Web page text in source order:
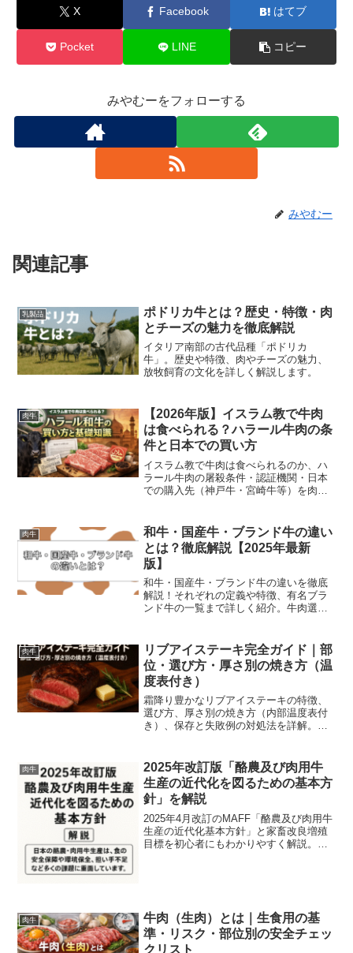
X Facebook はてブ
Pocket LINE コピー
みやむーをフォローする
みやむー
関連記事
乳製品
ポドリカ牛とは？歴史・特徴・肉
とチーズの魅力を徹底解説
イタリア南部の古代品種「ポドリカ
牛」。歴史や特徴、肉やチーズの魅力、
放牧飼育の文化を詳しく解説します。
肉牛
【2026年版】イスラム教で牛肉
は食べられる？ハラール牛肉の条
件と日本での買い方
イスラム教で牛肉は食べられるのか、ハ
ラール牛肉の屠殺条件・認証機関・日本
での購入先（神戸牛・宮崎牛等）を肉牛
肉牛
和牛・国産牛・ブランド牛の違い
とは？徹底解説【2025年最新
版】
和牛・国産牛・ブランド牛の違いを徹底
解説！それぞれの定義や特徴、有名ブラ
ンド牛の一覧まで詳しく紹介。牛肉選び
肉牛
リブアイステーキ完全ガイド｜部
位・選び方・厚さ別の焼き方（温
度表付き）
霜降り豊かなリブアイステーキの特徴、
選び方、厚さ別の焼き方（内部温度表付
き）、保存と失敗例の対処法を詳解。プ
おすすめまで網羅。写真と図表で分かり
やすく解説。初心者向けの失敗対策も収
録。
肉牛
2025年改訂版「酪農及び肉用牛
生産の近代化を図るための基本方
針」を解説
2025年4月改訂のMAFF「酪農及び肉用牛
生産の近代化基本方針」と家畜改良増殖
目標を初心者にもわかりやすく解説。持
肉牛
牛肉（生肉）とは｜生食用の基
準・リスク・部位別の安全チェッ
クリスト